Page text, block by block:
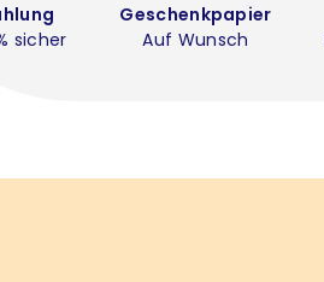
sicher
Geschenkpapier
Auf Wunsch